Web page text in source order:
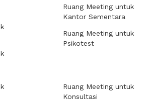
Ruang Meeting untuk
Kantor Sementara
Ruang Meeting untuk
Psikotest
Ruang Meeting untuk
Konsultasi